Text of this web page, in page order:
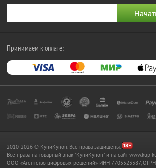
Принимаем к оплате:
2010-2026 © КупиКупон. Все права защищены.
Все права на товарный знак "КупиКупон" и на сайт
OOO «Агентство цифровых решений» ИНН 7705523387,